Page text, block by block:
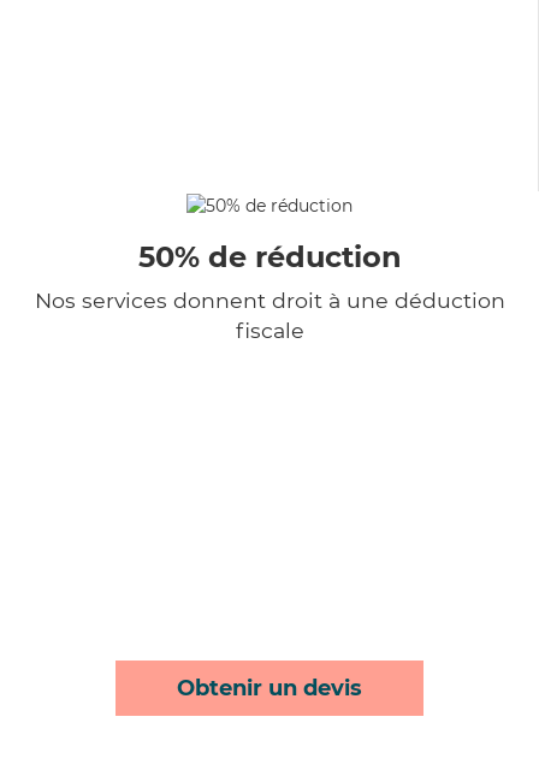
50% de réduction
Nos services donnent droit à une déduction
fiscale
Obtenir un devis